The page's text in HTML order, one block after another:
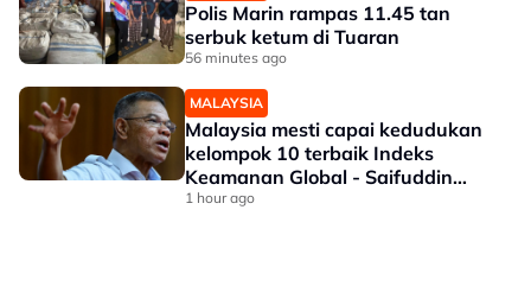
Polis Marin rampas 11.45 tan
serbuk ketum di Tuaran
56 minutes ago
MALAYSIA
Malaysia mesti capai kedudukan
kelompok 10 terbaik Indeks
Keamanan Global - Saifuddin
Nasution
1 hour ago